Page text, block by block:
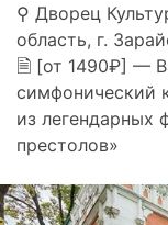
⚲ Дворец
область, г.
🗎 [от 1490₽] —
симфонический
из легендарных
престолов»